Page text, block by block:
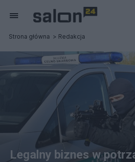
Strona główna Redakcja
Legalny biznes w